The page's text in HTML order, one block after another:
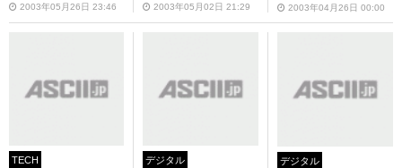
2003年05月26日 23:46 2003年05月02日 21:29
訣2003年04月26日 00:00
TECH デジタル デジタル